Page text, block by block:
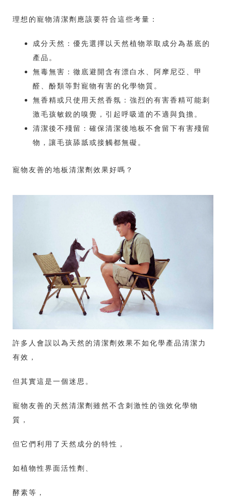
理想的寵物清潔劑應該要符合這些考量：
成分天然：優先選擇以天然植物萃取成分為基底的
產品。
無毒無害：徹底避開含有漂白水、阿摩尼亞、甲
醛、酚類等對寵物有害的化學物質。
無香精或只使用天然香氛：強烈的有害香精可能刺
激毛孩敏銳的嗅覺，引起呼吸道的不適與負擔。
清潔後不殘留：確保清潔後地板不會留下有害殘留
物，讓毛孩舔舐或接觸都無礙。
寵物友善的地板清潔劑效果好嗎？
許多人會誤以為天然的清潔劑效果不如化學產品清潔力
有效，
但其實這是一個迷思。
寵物友善的天然清潔劑雖然不含刺激性的強效化學物
質，
但它們利用了天然成分的特性，
如植物性界面活性劑、
酵素等，